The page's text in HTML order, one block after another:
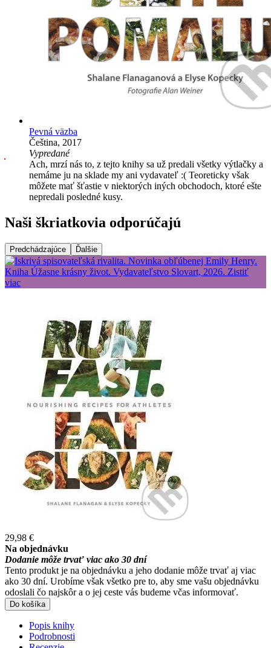
Pevná väzba
Čeština, 2017
Vypredané
Ach, mrzí nás to, z tejto knihy sa už predali všetky výtlačky a
nemáme ju na sklade my ani vydavateľ :( Teoreticky však
môžete mať šťastie v niektorých iných obchodoch, ktoré ešte
nepredali posledné kusy.
Naši škriatkovia odporúčajú
Predchádzajúce Ďalšie
29,98 €
Na objednávku
Dodanie môže trvať viac ako 30 dní
Tento produkt je na objednávku a jeho dodanie môže trvať aj viac
ako 30 dní. Urobíme však všetko pre to, aby sme vašu objednávku
odoslali čo najskôr a o jej ceste vás budeme včas informovať.
Do košíka
Popis knihy
Podrobnosti